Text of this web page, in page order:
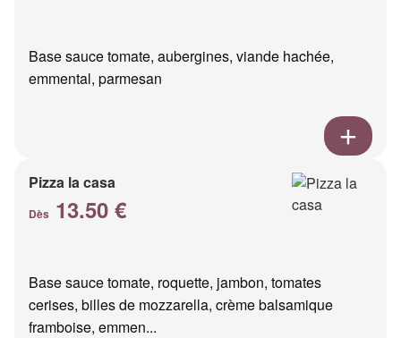
Base sauce tomate, aubergines, viande hachée,
emmental, parmesan
Pizza la casa
Dès 13.50 €
Base sauce tomate, roquette, jambon, tomates
cerises, billes de mozzarella, crème balsamique
framboise, emmen...